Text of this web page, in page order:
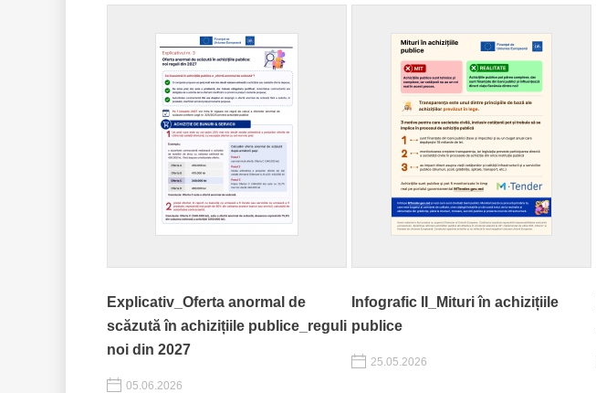
Explicativ_Oferta anormal de
scăzută în achizițiile publice_reguli
noi din 2027
05.06.2026
Infografic II_Mituri în achizițiile
publice
25.05.2026